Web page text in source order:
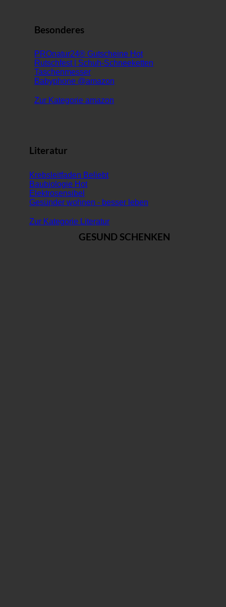
Besonderes
PROnatur24® Gutscheine
Rutschfest | Schuh-Schneeketten
Taschenmesser
Babyphone @amazon
Zur Kategorie amazon
Literatur
Krebsleitfaden
Baubiologie
Elektrosensibel
Gesünder wohnen - besser leben
Zur Kategorie Literatur
GESUND SCHENKEN